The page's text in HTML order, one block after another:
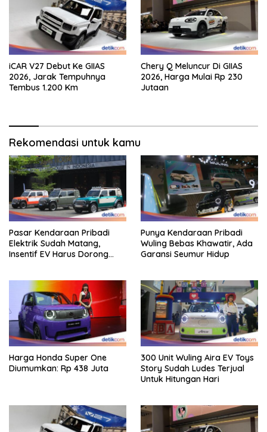
iCAR V27 Debut Ke GIIAS
2026, Jarak Tempuhnya
Tembus 1.200 Km
Chery Q Meluncur Di GIIAS
2026, Harga Mulai Rp 230
Jutaan
Rekomendasi untuk kamu
Pasar Kendaraan Pribadi
Elektrik Sudah Matang,
Insentif EV Harus Dorong
Punya Kendaraan Pribadi
Wuling Bebas Khawatir, Ada
Garansi Seumur Hidup
Harga Honda Super One
Diumumkan: Rp 438 Juta
300 Unit Wuling Aira EV Toys
Story Sudah Ludes Terjual
Untuk Hitungan Hari